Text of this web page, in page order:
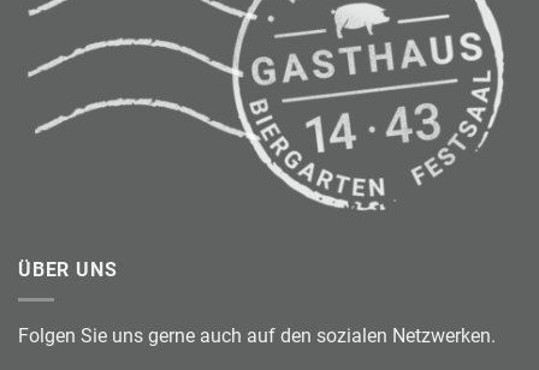
ÜBER UNS
Folgen Sie uns gerne auch auf den sozialen Netzwerken.